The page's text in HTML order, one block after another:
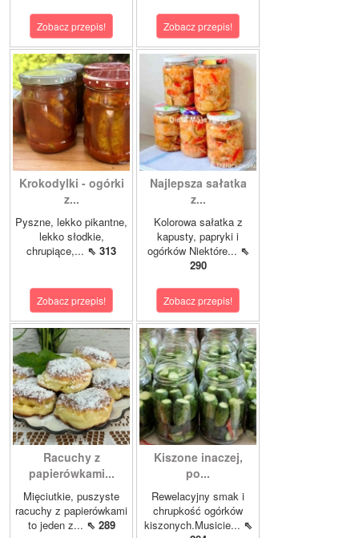
Zobacz przepis! Zobacz przepis!
Krokodylki - ogórki
z...
Pyszne, lekko pikantne,
lekko słodkie,
chrupiące,... ⇖ 313
Zobacz przepis!
Najlepsza sałatka
z...
Kolorowa sałatka z
kapusty, papryki i
ogórków Niektóre... ⇖
290
Zobacz przepis!
Racuchy z
papierówkami...
Mięciutkie, puszyste
racuchy z papierówkami
to jeden z... ⇖ 289
Kiszone inaczej,
po...
Rewelacyjny smak i
chrupkość ogórków
kiszonych.Musicie... ⇖